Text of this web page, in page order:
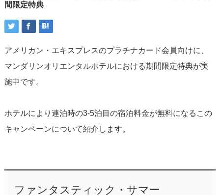
間限定特典
アメリカン・エキスプレスのプラチナカード会員向けに、
マンダリンオリエンタルホテルにおける期間限定特典が実
施中です。
ホテルにより連泊時の3-5泊目の宿泊料金が無料になるこの
キャンペーンについて紹介します。
ファンタスティック・サマー